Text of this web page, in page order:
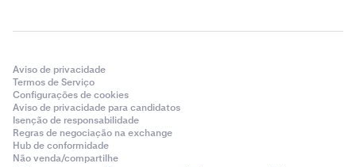
Aviso de privacidade
Termos de Serviço
Configurações de cookies
Aviso de privacidade para candidatos
Isenção de responsabilidade
Regras de negociação na exchange
Hub de conformidade
Não venda/compartilhe